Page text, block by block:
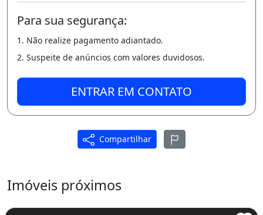
energia elétrica e iluminação pública;
Pavimentação.
NFORMAÇÕES: / CRECI 14707 F CRECI 19696 J
Nunca desista dos seus sonhos.
Para sua segurança:
1. Não realize pagamento adiantado.
2. Suspeite de anúncios com valores duvidosos.
ENTRAR EM CONTATO
Compartilhar
Imóveis próximos